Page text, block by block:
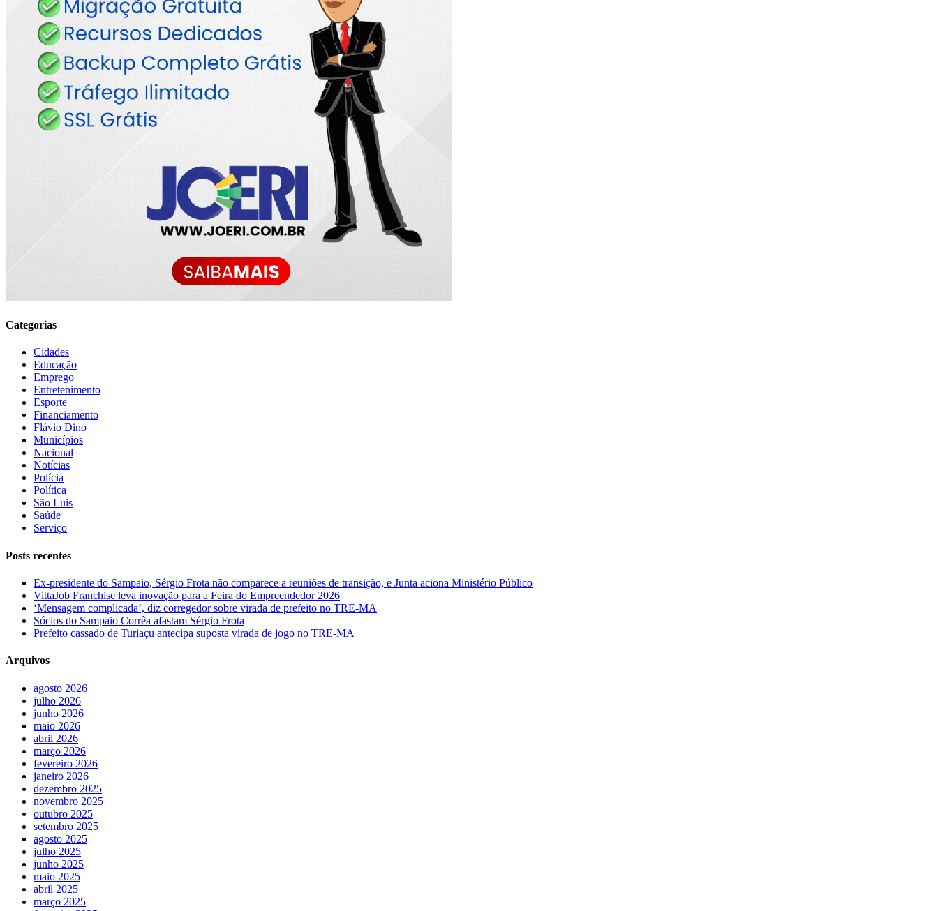
Categorias
Cidades
Educação
Emprego
Entretenimento
Esporte
Financiamento
Flávio Dino
Municípios
Nacional
Notícias
Polícia
Política
São Luis
Saúde
Serviço
Posts recentes
Ex-presidente do Sampaio, Sérgio Frota não comparece a reuniões de transição, e Junta aciona Ministério Público
VittaJob Franchise leva inovação para a Feira do Empreendedor 2026
‘Mensagem complicada’, diz corregedor sobre virada de prefeito no TRE-MA
Sócios do Sampaio Corrêa afastam Sérgio Frota
Prefeito cassado de Turiaçu antecipa suposta virada de jogo no TRE-MA
Arquivos
agosto 2026
julho 2026
junho 2026
maio 2026
abril 2026
março 2026
fevereiro 2026
janeiro 2026
dezembro 2025
novembro 2025
outubro 2025
setembro 2025
agosto 2025
julho 2025
junho 2025
maio 2025
abril 2025
março 2025